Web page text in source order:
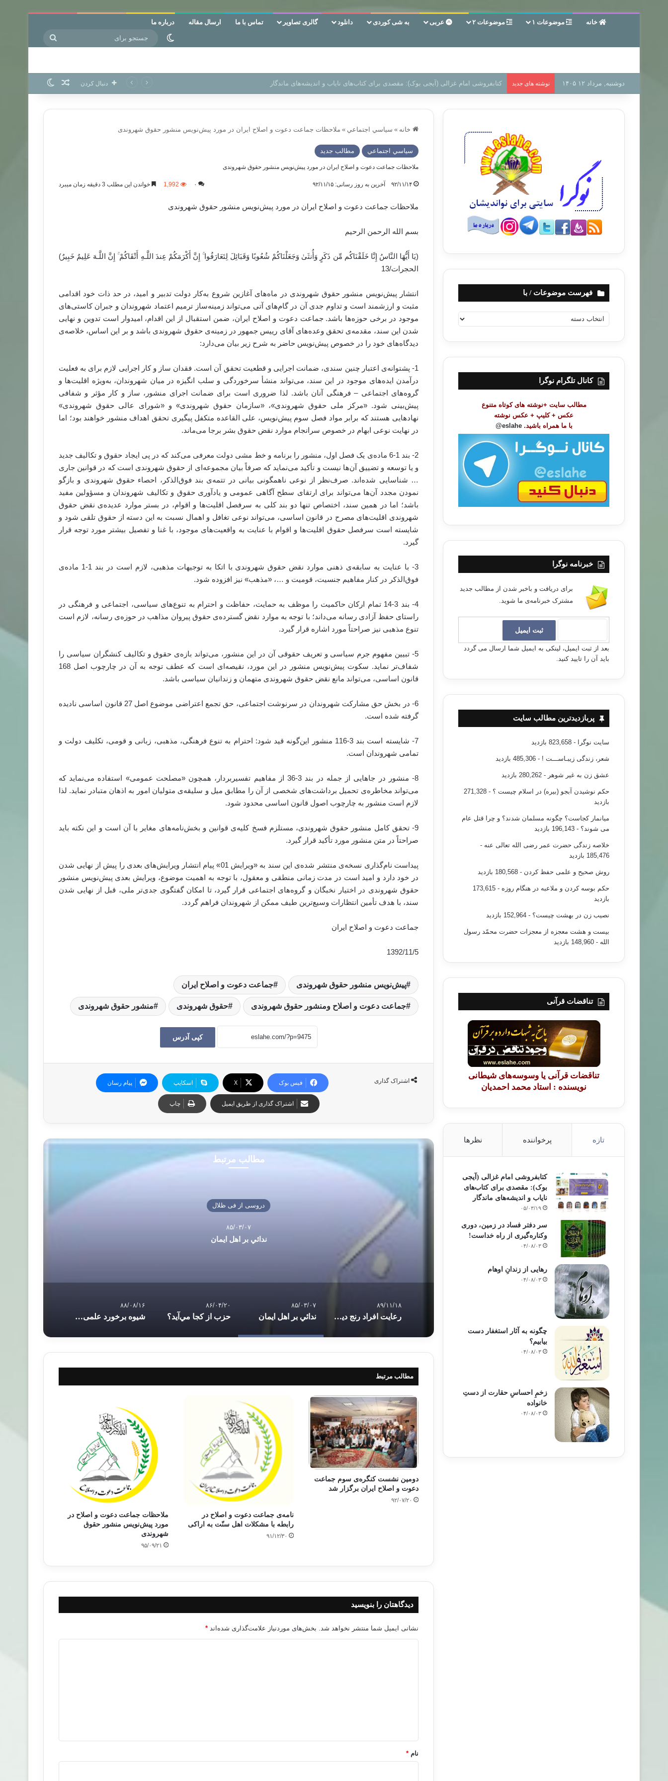
خانه موضوعات ۱ موضوعات ۲ عربی به شی کوردی دانلود گالری تصاویر تماس با ما ارسال مقاله درباره ما
تغییر پوسته
دوشنبه, مرداد ۱۲ ۱۴۰۵ نوشته های جدید سر دفتر فساد در زمین‌، دوری وکناره‌گیری از راه خداست‌! دنبال کردن نوشته تصادفی
خانه » سياسي اجتماعي » ملاحظات جماعت دعوت و اصلاح ایران در مورد پیش‌نویس منشور حقوق شهروندی
سياسي اجتماعي مطالب جدید
ملاحظات جماعت دعوت و اصلاح ایران در مورد پیش‌نویس منشور حقوق شهروندی
۹۲/۱۱/۱۴ آخرین به روز رسانی: ۹۲/۱۱/۱۵ ۰ 1,992 خواندن این مطلب 3 دقیقه زمان میبرد
ملاحظات جماعت دعوت و اصلاح ایران در مورد پیش‌نویس منشور حقوق شهروندی
بسم الله الرحمن الرحیم
(يَا أَيُّهَا النَّاسُ إِنَّا خَلَقْنَاكُم مِّن ذَكَرٍ‌ وَأُنثَىٰ وَجَعَلْنَاكُمْ شُعُوبًا وَقَبَائِلَ لِتَعَارَ‌فُوا ۚ إِنَّ أَكْرَ‌مَكُمْ عِندَ اللَّـهِ أَتْقَاكُمْ ۚ إِنَّ اللَّـهَ عَلِيمٌ خَبِيرٌ‌)
الحجرات/13
انتشار پیش‌نویس منشور حقوق شهروندی در ماه‌های آغازین شروع به‌کار دولت تدبیر و امید، در حد ذات خود اقدامی
مثبت و ارزشمند است و تداوم جدی آن در گام‌های آتی می‌تواند زمینه‌ساز ترمیم اعتماد شهروندان و جبران کاستی‌‌های
موجود در برخی حوزه‌ها باشد. جماعت دعوت و اصلاح ایران، ضمن استقبال از این اقدام، امیدوار است تدوین و نهایی
شدن این سند، مقدمه‌ی تحقق وعده‌های آقای رییس جمهور در زمینه‌ی حقوق شهروندی باشد و بر این اساس، خلاصه‌ی
دیدگاه‌های خود را در خصوص پیش‌نویس حاضر به شرح زیر بیان می‌دارد:
1- پشتوانه‌ی اعتبار چنین سندی، ضمانت اجرایی و قطعیت تحقق آن است. فقدان ساز و کار اجرایی لازم برای به فعلیت
درآمدن ایده‌های موجود در این سند، می‌تواند منشأ سرخوردگی و سلب انگیزه در میان شهروندان، به‌ویژه اقلیت‌ها و
گروه‌های اجتماعی – فرهنگی آنان باشد. لذا ضروری است برای ضمانت اجرای منشور، ساز و کار مؤثر و شفافی
پیش‌بینی شود. «مرکز ملی حقوق شهروندی»، «سازمان حقوق شهروندی» و «شورای عالی حقوق شهروندی»
نهادهایی هستند که برابر مواد فصل سوم پیش‌نویس، علی القاعده متکفل پیگیری تحقق اهداف منشور خواهند بود؛ اما
در نهایت نوعی ابهام در خصوص سرانجام موارد نقض حقوق بشر برجا می‌ماند.
2- بند 1-6 ماده‌ی یک فصل اول، منشور را برنامه و خط مشی دولت معرفی می‌کند که در پی ایجاد حقوق و تکالیف جدید
و یا توسعه و تضییق آن‌ها نیست و تأکید می‌نماید که صرفاً بیان مجموعه‌ای از حقوق شهروندی است که در قوانین جاری
… شناسایی شده‌اند. صرف‌نظر از نوعی ناهمگونی بیانی در تتمه‌ی بند فوق‌الذکر، احصاء حقوق شهروندی و بازگو
نمودن مجدد آن‌ها می‌تواند برای ارتقای سطح آگاهی عمومی و یادآوری حقوق و تکالیف شهروندان و مسؤولین مفید
باشد؛ اما در همین سند، اختصاص تنها دو بند کلی به سرفصل اقلیت‌ها و اقوام، در بستر موارد عدیده‌ی نقض حقوق
شهروندی اقلیت‌های مصرح در قانون اساسی، می‌تواند نوعی تغافل و اهمال نسبت به این دسته از حقوق تلقی شود و
شایسته است سرفصل حقوق اقلیت‌ها و اقوام با عنایت به واقعیت‌های موجود، با غنا و تفصیل بیشتر مورد توجه قرار
گیرد.
3- با عنایت به سابقه‌ی ذهنی موارد نقض حقوق شهروندی با اتکا به توجیهات مذهبی، لازم است در بند 1-1 ماده‌ی
فوق‌الذکر در کنار مفاهیم جنسیت، قومیت و …، «مذهب» نیز افزوده شود.
4- بند 3-14 تمام ارکان حاکمیت را موظف به حمایت، حفاظت و احترام به تنوع‌های سیاسی، اجتماعی و فرهنگی در
راستای حفظ آزادی رسانه می‌داند؛ با توجه به موارد نقض گسترده‌ی حقوق پیروان مذاهب در حوزه‌ی رسانه، لازم است
تنوع مذهبی نیز صراحتاً مورد اشاره قرار گیرد.
5- تبیین مفهوم جرم سیاسی و تعریف حقوقی آن در این منشور، می‌تواند بازه‌ی حقوق و تکالیف کنشگران سیاسی را
شفاف‌‌تر نماید. سکوت پیش‌نویس منشور در این مورد، نقیصه‌ای است که عطف توجه به آن در چارچوب اصل 168
قانون اساسی، می‌تواند مانع نقض حقوق شهروندی متهمان و زندانیان سیاسی باشد.
6- در بخش حق مشارکت شهروندان در سرنوشت اجتماعی، حق تجمع اعتراضی موضوع اصل 27 قانون اساسی نادیده
گرفته شده است.
7- شایسته است بند 3-116 منشور این‌گونه قید شود: احترام به تنوع فرهنگی، مذهبی، زبانی و قومی، تکلیف دولت و
تمامی شهروندان است.
8- منشور در جاهایی از جمله در بند 3-36 از مفاهیم تفسیربردار، همچون «مصلحت عمومی» استفاده می‌نماید که
می‌تواند مخاطره‌ی تحمیل برداشت‌های شخصی از آن را مطابق میل و سلیقه‌ی متولیان امور به اذهان متبادر نماید. لذا
لازم است منشور به چارچوب اصول قانون اساسی محدود شود.
9- تحقق کامل منشور حقوق شهروندی، مستلزم فسخ کلیه‌ی قوانین و بخش‌نامه‌های مغایر با آن است و این نکته باید
صراحتاً در متن منشور مورد تأکید قرار گیرد.
پیداست نام‌گذاری نسخه‌ی منتشر شده‌ی این سند به «ویرایش 01» پیام انتشار ویرایش‌های بعدی را پیش از نهایی شدن
در خود دارد و امید است در مدت زمانی منطقی و معقول، با توجه به اهمیت موضوع، ویرایش بعدی پیش‌نویس منشور
حقوق شهروندی در اختیار نخبگان و گروه‌های اجتماعی قرار گیرد، تا امکان گفتگوی جدی‌تر ملی، قبل از نهایی شدن
سند، با هدف تأمین انتظارات وسیع‌ترین طیف ممکن از شهروندان فراهم گردد.
جماعت دعوت و اصلاح ایران
1392/11/5
پیش‌نویس منشور حقوق شهروندی جماعت دعوت و اصلاح ایران
جماعت دعوت و اصلاح ومنشور حقوق شهروندی حقوق شهروندی منشور حقوق شهروندی
کپی آدرس
اشتراک گذاری فیس بوک X اسکایپ پیام رسان
اشتراک گذاری از طریق ایمیل چاپ
مطالب مرتبط
تربیت، اخلاق و تزکیه
افراد رنج دیده و اندوهگین
دروسی از فی ظلال
۸۵/۰۳/۰۷
ندائي بر اهل ايمان
۸۹/۱۱/۱۸
رعایت افراد رنج دیده و اندوهگین
۸۵/۰۳/۰۷
ندائي بر اهل ايمان
۸۶/۰۴/۲۰
حزب از کجا مي‌آيد؟
۸۸/۰۸/۱۶
شیوه برخورد علمی با موضوعات مورد اختلاف
مطالب مرتبط
دومین نشست کنگره‌ی سوم جماعت
دعوت و اصلاح ایران برگزار شد
۹۲/۰۷/۲۰
نامه‌ی جماعت دعوت و اصلاح در
رابطه با مشکلات اهل سنّت به اراکی
۹۱/۱۲/۳۰
ملاحظات جماعت دعوت و اصلاح در
مورد پیش‌نویس منشور حقوق
شهروندی
۹۵/۰۹/۲۱
دیدگاهتان را بنویسید
نشانی ایمیل شما منتشر نخواهد شد. بخش‌های موردنیاز علامت‌گذاری شده‌اند *
نام *
فهرست موضوعات / با
ه
ت
ض
کانال تلگرام نوگرا
مطالب سایت +نوشته های کوتاه متنوع
عکس + کلیپ + عکس نوشته
با ما همراه باشید. eslahe@
خبرنامه نوگرا
برای دریافت و باخبر شدن از مطالب جدید
مشترک خبرنامه‌ی ما شوید.
بعد از ثبت ایمیل، لینکی به ایمیل شما ارسال می گردد
باید آن را تایید کنید.
پربازدیدترین مطالب سایت
سایت نوگرا - 823,658 بازدید
شعر، زندگی زیبـاســـت ! - 485,306 بازدید
عشق زن به غیر شوهر - 280,262 بازدید
حکم نوشیدن آبجو (بیره) در اسلام چیست ؟
- 271,328
بازدید
میانمار کجاست؟ چگونه مسلمان شدند؟ و چرا قتل عام
می شوند؟ - 196,143 بازدید
خلاصه زندگی حضرت عمر رضی الله تعالی عنه -
185,476 بازدید
روش صحیح و علمی حفظ کردن - 180,568 بازدید
حکم بوسه کردن و ملاعبه در هنگام روزه
- 173,615
بازدید
نصیب زن در بهشت چیست؟ - 152,964 بازدید
بیست و هشت معجزه از معجزات حضرت محمّد رسول
الله - 148,960 بازدید
تناقضات قرآنی
تناقضات قرآنی یا وسوسه‌های شیطانی
نویسنده : استاد محمد احمدیان
تازه پرخواننده نظرها
کتابفروشی امام غزالی (آیجی
بوک): مقصدی برای کتاب‌های
نایاب و اندیشه‌های ماندگار
۰۵/۰۳/۱۹
سر دفتر فساد در زمین‌، دوری
وکناره‌گیری از راه خداست‌!
۰۴/۰۸/۰۳
رهایی از زندانِ اوهام
۰۴/۰۸/۰۳
چگونه به آثار استغفار دست
بیابیم؟
۰۴/۰۸/۰۳
زخمِ احساسِ حقارت از دستِ
خانواده
۰۴/۰۸/۰۳